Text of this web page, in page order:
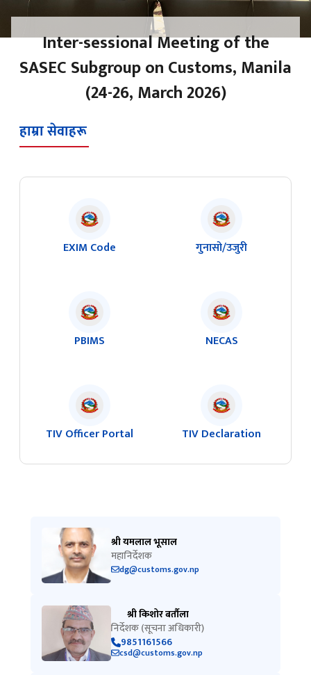
Inter-sessional Meeting of the
SASEC Subgroup on Customs, Manila
(24-26, March 2026)
हाम्रा सेवाहरू
EXIM Code गुनासो/उजुरी
PBIMS NECAS
TIV Officer Portal TIV Declaration
श्री यमलाल भूसाल
महानिर्देशक
dg@customs.gov.np
श्री किशोर बर्तौला
निर्देशक (सूचना अधिकारी)
9851161566
csd@customs.gov.np